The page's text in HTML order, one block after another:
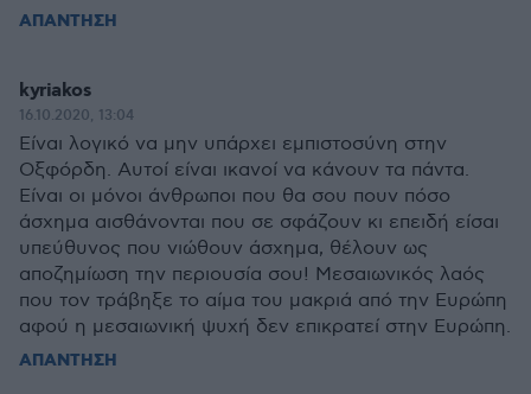
ΑΠΑΝΤΗΣΗ
kyriakos
16.10.2020, 13:04
Είναι λογικό να μην υπάρχει εμπιστοσύνη στην
Οξφόρδη. Αυτοί είναι ικανοί να κάνουν τα πάντα.
Είναι οι μόνοι άνθρωποι που θα σου πουν πόσο
άσχημα αισθάνονται που σε σφάζουν κι επειδή είσαι
υπεύθυνος που νιώθουν άσχημα, θέλουν ως
αποζημίωση την περιουσία σου! Μεσαιωνικός λαός
που τον τράβηξε το αίμα του μακριά από την Ευρώπη
αφού η μεσαιωνική ψυχή δεν επικρατεί στην Ευρώπη.
ΑΠΑΝΤΗΣΗ